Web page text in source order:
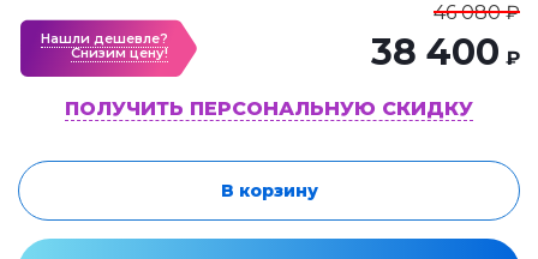
Нашли дешевле?
Cнизим цену!
46 080 ₽
38 400 ₽
ПОЛУЧИТЬ ПЕРСОНАЛЬНУЮ СКИДКУ
В корзину